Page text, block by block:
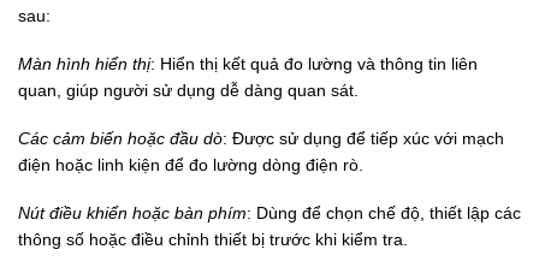
sau:
Màn hình hiển thị: Hiển thị kết quả đo lường và thông tin liên
quan, giúp người sử dụng dễ dàng quan sát.
Các cảm biến hoặc đầu dò: Được sử dụng để tiếp xúc với mạch
điện hoặc linh kiện để đo lường dòng điện rò.
Nút điều khiển hoặc bàn phím: Dùng để chọn chế độ, thiết lập các
thông số hoặc điều chỉnh thiết bị trước khi kiểm tra.